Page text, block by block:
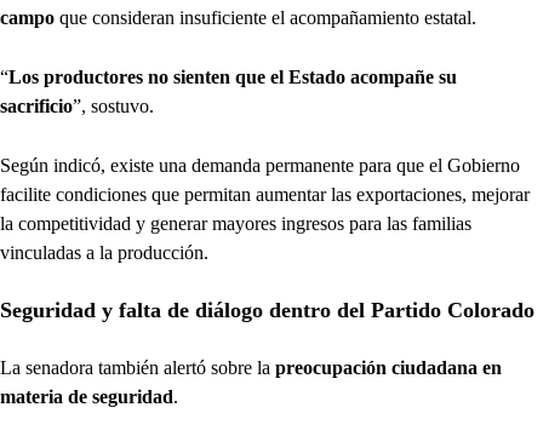
campo que consideran insuficiente el acompañamiento estatal.
“Los productores no sienten que el Estado acompañe su
sacrificio”, sostuvo.
Según indicó, existe una demanda permanente para que el Gobierno
facilite condiciones que permitan aumentar las exportaciones, mejorar
la competitividad y generar mayores ingresos para las familias
vinculadas a la producción.
Seguridad y falta de diálogo dentro del Partido Colorado
La senadora también alertó sobre la preocupación ciudadana en
materia de seguridad.